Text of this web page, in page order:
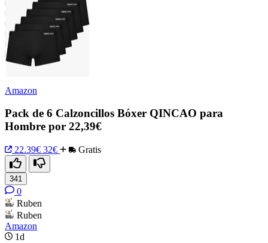
Amazon
Pack de 6 Calzoncillos Bóxer QINCAO para
Hombre por 22,39€
22.39€ 32€ Gratis
341
0
Ruben
Ruben
Amazon
1d